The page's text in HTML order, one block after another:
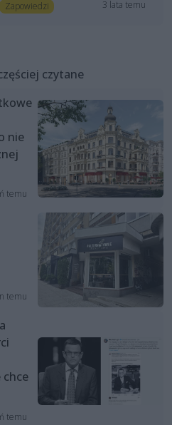
Zapowiedzi 3 lata temu
czytane
nie
temu
temu
temu